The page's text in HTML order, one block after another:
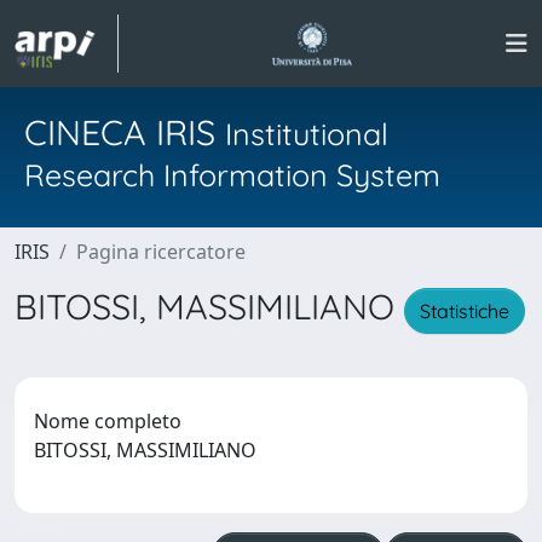
CINECA IRIS Institutional
Research Information System
IRIS Pagina ricercatore
BITOSSI, MASSIMILIANO Statistiche
Nome completo
BITOSSI, MASSIMILIANO